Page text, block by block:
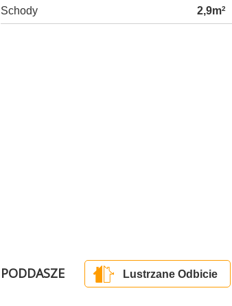
Schody 2,9m2
PODDASZE Lustrzane Odbicie